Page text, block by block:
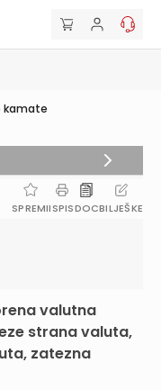
kamate
SPREMIISPISDOCBILJEŠKE
valutna
strana valuta,
zatezna